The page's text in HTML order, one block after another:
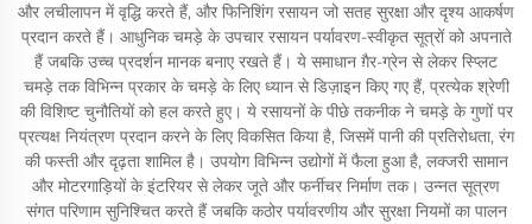
और लचीलापन में वृद्धि करते हैं, और फिनिशिंग रसायन जो सतह सुरक्षा और दृश्य आकर्षण
प्रदान करते हैं। आधुनिक चमड़े के उपचार रसायन पर्यावरण-स्वीकृत सूत्रों को अपनाते
हैं जबकि उच्च प्रदर्शन मानक बनाए रखते हैं। ये समाधान ग़ैर-ग्रेन से लेकर स्प्लिट
चमड़े तक विभिन्न प्रकार के चमड़े के लिए ध्यान से डिज़ाइन किए गए हैं, प्रत्येक श्रेणी
की विशिष्ट चुनौतियों को हल करते हुए। ये रसायनों के पीछे तकनीक ने चमड़े के गुणों पर
प्रत्यक्ष नियंत्रण प्रदान करने के लिए विकसित किया है, जिसमें पानी की प्रतिरोधता, रंग
की फस्ती और दृढ़ता शामिल है। उपयोग विभिन्न उद्योगों में फैला हुआ है, लक्जरी सामान
और मोटरगाड़ियों के इंटरियर से लेकर जूते और फर्नीचर निर्माण तक। उन्नत सूत्रण
संगत परिणाम सुनिश्चित करते हैं जबकि कठोर पर्यावरणीय और सुरक्षा नियमों का पालन